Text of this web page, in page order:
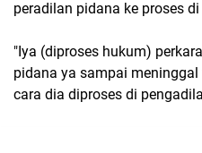
peradilan pidana ke proses
"Iya (diproses hukum)
pidana ya sampai
cara dia diproses di